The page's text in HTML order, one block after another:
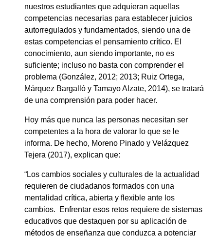
nuestros estudiantes que adquieran aquellas
competencias necesarias para establecer juicios
autorregulados y fundamentados, siendo una de
estas competencias el pensamiento crítico. El
conocimiento, aun siendo importante, no es
suficiente; incluso no basta con comprender el
problema (González, 2012; 2013; Ruiz Ortega,
Márquez Bargalló y Tamayo Alzate, 2014), se tratará
de una comprensión para poder hacer.
Hoy más que nunca las personas necesitan ser
competentes a la hora de valorar lo que se le
informa. De hecho, Moreno Pinado y Velázquez
Tejera (2017), explican que:
“Los cambios sociales y culturales de la actualidad
requieren de ciudadanos formados con una
mentalidad crítica, abierta y flexible ante los
cambios. Enfrentar esos retos requiere de sistemas
educativos que destaquen por su aplicación de
métodos de enseñanza que conduzca a potenciar